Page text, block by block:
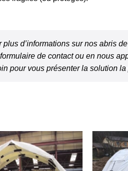
d’informations sur nos abris
de contact ou en nous
pour vous présenter la solution